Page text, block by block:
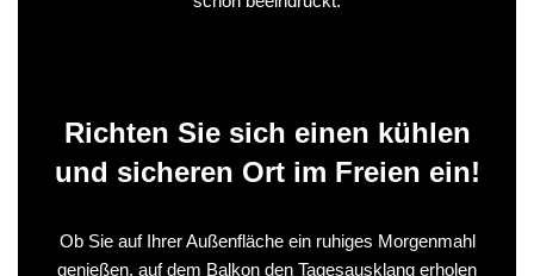
Richten Sie sich einen kühlen
und sicheren Ort im Freien ein!
Ob Sie auf Ihrer Außenfläche ein ruhiges Morgenmahl
genießen, auf dem Balkon den Tagesausklang erholen